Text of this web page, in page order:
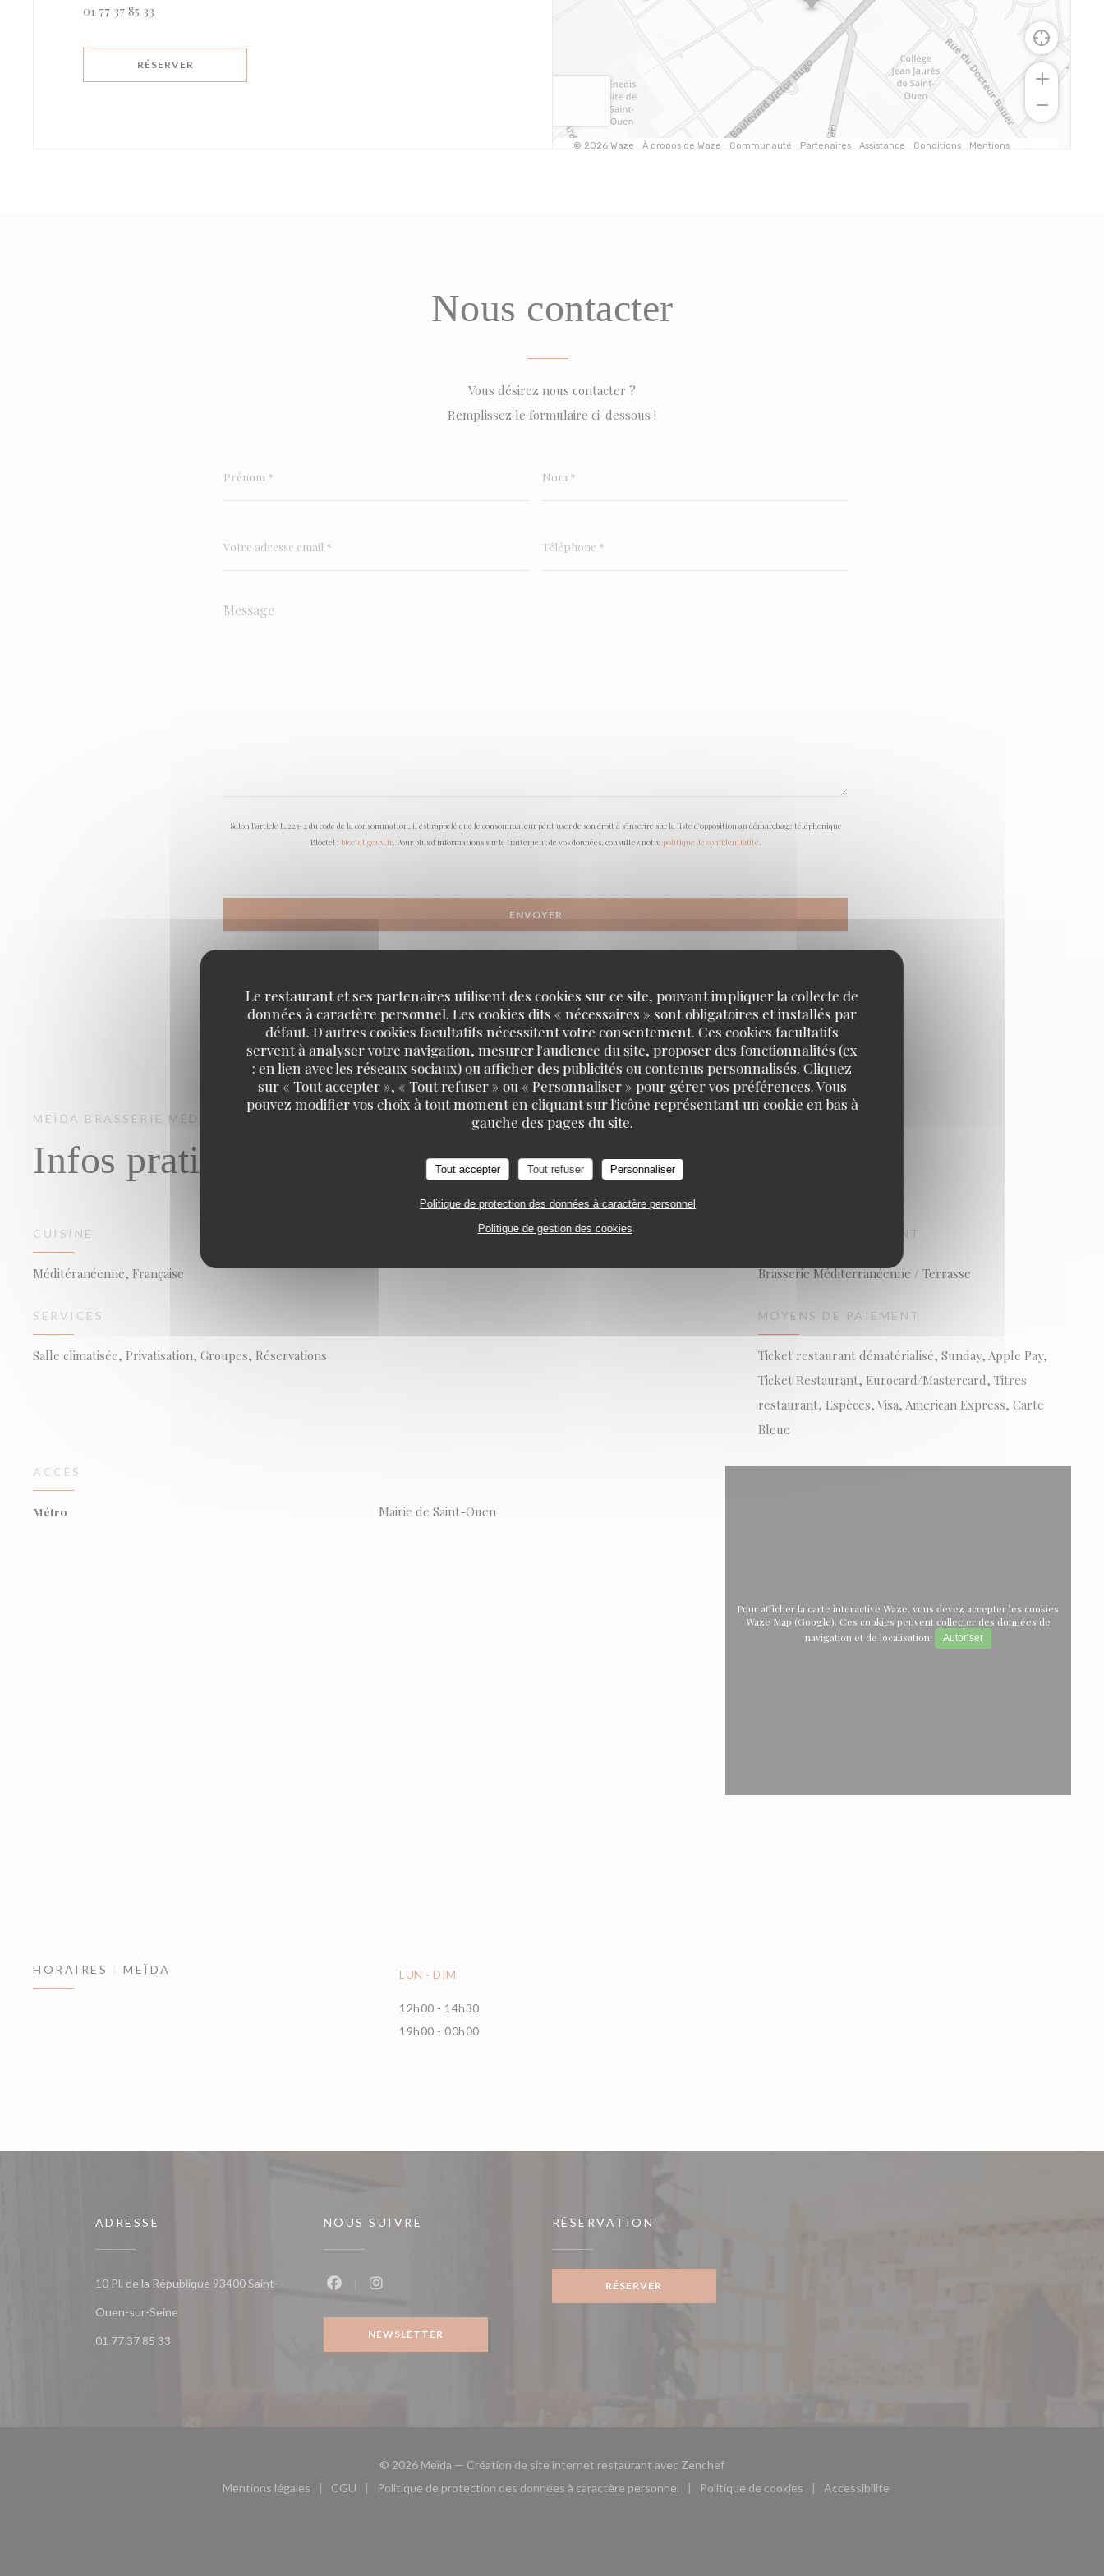
Le restaurant et ses partenaires utilisent des cookies sur ce site, pouvant impliquer la collecte de
données à caractère personnel. Les cookies dits « nécessaires » sont obligatoires et installés par
défaut. D'autres cookies facultatifs nécessitent votre consentement. Ces cookies facultatifs
servent à analyser votre navigation, mesurer l'audience du site, proposer des fonctionnalités (ex
: en lien avec les réseaux sociaux) ou afficher des publicités ou contenus personnalisés. Cliquez
sur « Tout accepter », « Tout refuser » ou « Personnaliser » pour gérer vos préférences. Vous
pouvez modifier vos choix à tout moment en cliquant sur l'icône représentant un cookie en bas à
gauche des pages du site.
Tout accepter Tout refuser Personnaliser
Politique de protection des données à caractère personnel
Politique de gestion des cookies
01 77 37 85 33
RÉSERVER
Nous contacter
Vous désirez nous contacter ?
Remplissez le formulaire ci-dessous !
Selon l'article L.223-2 du code de la consommation, il est rappelé que le consommateur peut user de son droit à s'inscrire sur la liste d'opposition au démarchage téléphonique
Bloctel : bloctel.gouv.fr. Pour plus d'informations sur le traitement de vos données, consultez notre politique de confidentialité.
MEÏDA BRASSERIE MÉDITERRANÉENNE / TERRASSE SAINT-OUEN-SUR-SEINE
Infos pratiques
CUISINE
Méditéranéenne, Française
TYPE DE RESTAURANT
Brasserie Méditerranéenne / Terrasse
SERVICES
Salle climatisée, Privatisation, Groupes, Réservations
MOYENS DE PAIEMENT
Ticket restaurant dématérialisé, Sunday, Apple Pay,
Ticket Restaurant, Eurocard/Mastercard, Titres
restaurant, Espèces, Visa, American Express, Carte
Bleue
ACCÈS
Métro Mairie de Saint-Ouen
Pour afficher la carte interactive Waze, vous devez accepter les cookies
Waze Map (Google). Ces cookies peuvent collecter des données de
navigation et de localisation.
Autoriser
HORAIRES MEÏDA LUN - DIM
12h00 - 14h30
19h00 - 00h00
ADRESSE
10 Pl. de la République 93400 Saint-
Ouen-sur-Seine((ouvre une nouvelle fenêtre))
01 77 37 85 33
NOUS SUIVRE
Facebook ((ouvre une nouvelle fenêtre))
NEWSLETTER
RÉSERVATION
RÉSERVER
© 2026 Meïda — Création de site internet restaurant avec Zenchef((ouvre une nouvelle fenêtre))
Mentions légales
((ouvre une nouvelle fenêtre))
CGU
((ouvre une nouvelle fenêtre))
Politique de protection des données à caractère personnel
((ouvre une nouvelle fenêtre))
Politique de cookies
((ouvre une nouvelle fenêtre))
Accessibilite